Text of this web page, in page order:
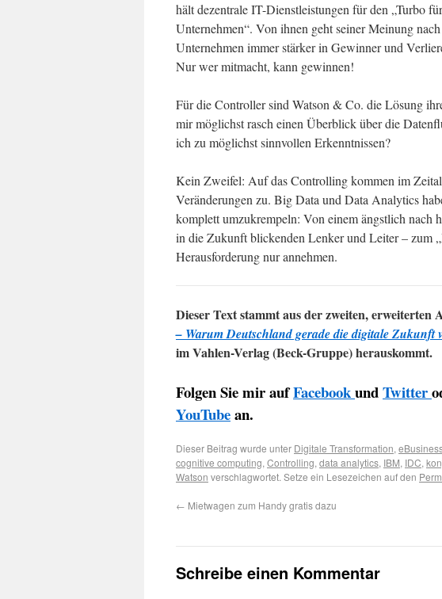
hält dezentrale IT-Dienstleistungen für den „Turbo
Unternehmen“. Von ihnen geht seiner Meinung
Unternehmen immer stärker in Gewinner und
Nur wer mitmacht, kann gewinnen!
Für die Controller sind Watson & Co. die Lösung
mir möglichst rasch einen Überblick über die
ich zu möglichst sinnvollen Erkenntnissen?
Kein Zweifel: Auf das Controlling kommen im
Veränderungen zu. Big Data und Data Analytics
komplett umzukrempeln: Von einem ängstlich nach
in die Zukunft blickenden Lenker und Leiter – zum
Herausforderung nur annehmen.
Dieser Text stammt aus der zweiten, erweiterten
– Warum Deutschland gerade die digitale Zukunft
im Vahlen-Verlag (Beck-Gruppe) herauskommt.
Folgen Sie mir aufFacebookundTwitter
YouTubean.
Dieser Beitrag wurde unter Digitale Transformation,
cognitive computing, Controlling, data analytics, IBM, IDC,
Watson verschlagwortet. Setze ein Lesezeichen auf den
← Mietwagen zum Handy gratis dazu
Schreibe einen Kommentar